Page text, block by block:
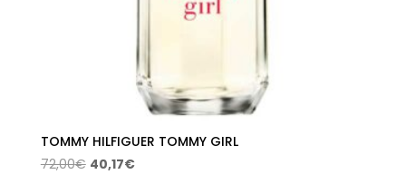
TOMMY HILFIGUER TOMMY GIRL
72,00€ El
40,17€El